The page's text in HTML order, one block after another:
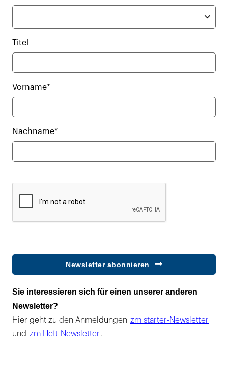
Titel
Vorname*
Nachname*
Newsletter abonnieren
Sie interessieren sich für einen unserer anderen
Newsletter?
Hier geht zu den Anmeldungen zm starter-Newsletter
und zm Heft-Newsletter .